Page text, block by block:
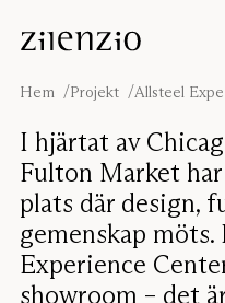
Insikter
Ljudberäknaren
Om oss
Ljudmiljöer
Inspiration
Projekt
Formgivare
Pro
Studio
Hem Projekt Allsteel
I hjärtat av
Fulton Market har
plats där design,
gemenskap
Experience
showroom – det